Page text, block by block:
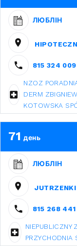
ЛЮБЛІН
815 324 009
NZOZ
DERM
KOTOWSKA
71 день
ЛЮБЛІН
815 268 441
NIEPUBLICZNY
PRZYCHODNIA